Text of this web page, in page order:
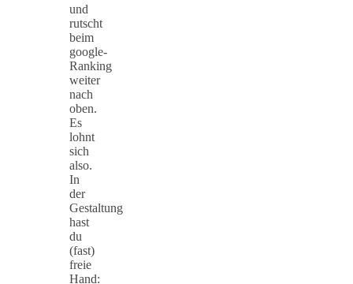
und
rutscht
beim
google-
Ranking
weiter
nach
oben.
Es
lohnt
sich
also.
In
der
Gestaltung
hast
du
(fast)
freie
Hand: